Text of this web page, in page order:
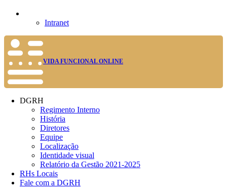
Intranet
VIDA FUNCIONAL ONLINE
DGRH
Regimento Interno
História
Diretores
Equipe
Localização
Identidade visual
Relatório da Gestão 2021-2025
RHs Locais
Fale com a DGRH